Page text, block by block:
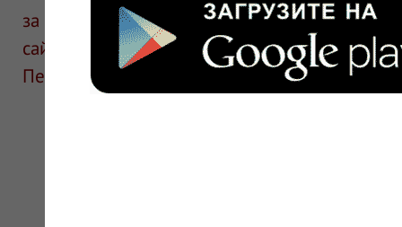
за информацию в отзывах. Описание
сайте для ознакомления и не является
Перед применением необходима